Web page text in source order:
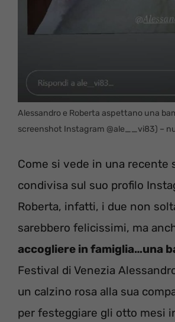
Alessandro e Roberta aspettano una
screenshot Instagram @ale__vi83) –
Come si vede in una recente
condivisa sul suo profilo
Roberta, infatti, i due non
sarebbero felicissimi, ma
accogliere in famiglia…una
Festival di Venezia
un calzino rosa alla sua
per festeggiare gli otto mesi